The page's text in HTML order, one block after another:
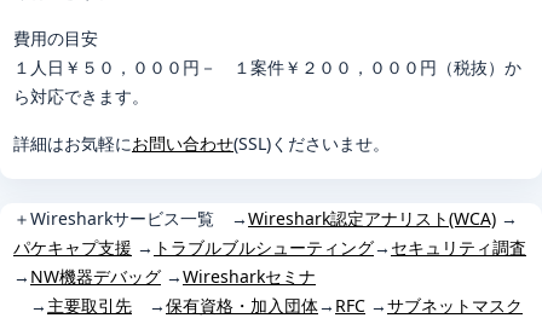
費用の目安
１人日￥５０，０００円－ １案件￥２００，０００円（税抜）か
ら対応できます。
詳細はお気軽にお問い合わせ(SSL)くださいませ。
＋Wiresharkサービス一覧 →Wireshark認定アナリスト(WCA) →
パケキャプ支援 → トラブルブルシューティング→ セキュリティ調査
→ NW機器デバッグ →Wiresharkセミナ
→ 主要取引先 →保有資格・加入団体→ RFC →サブネットマスク